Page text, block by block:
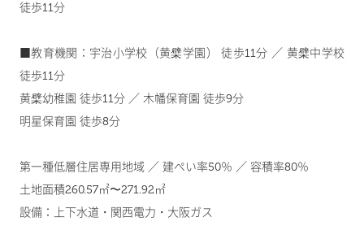
徒歩11分
■教育機関：宇治小学校（黄檗学園） 徒歩11分 ／ 黄檗中学校
徒歩11分
黄檗幼稚園 徒歩11分 ／ 木幡保育園 徒歩9分
明星保育園 徒歩8分
第一種低層住居専用地域 ／ 建ぺい率50％ ／ 容積率80％
土地面積260.57㎡〜271.92㎡
設備：上下水道・関西電力・大阪ガス